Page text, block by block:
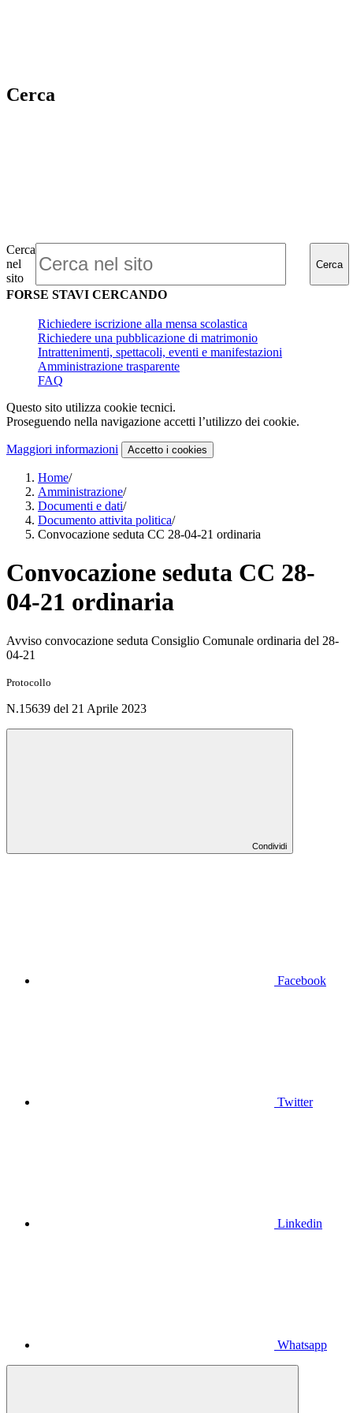
Cerca
Cerca
nel
sito
Cerca
FORSE STAVI CERCANDO
Richiedere iscrizione alla mensa scolastica
Richiedere una pubblicazione di matrimonio
Intrattenimenti, spettacoli, eventi e manifestazioni
Amministrazione trasparente
FAQ
Questo sito utilizza cookie tecnici.
Proseguendo nella navigazione accetti l’utilizzo dei cookie.
Maggiori informazioni Accetto i cookies
Home/
Amministrazione/
Documenti e dati/
Documento attivita politica/
Convocazione seduta CC 28-04-21 ordinaria
Convocazione seduta CC 28-
04-21 ordinaria
Avviso convocazione seduta Consiglio Comunale ordinaria del 28-
04-21
Protocollo
N.15639 del 21 Aprile 2023
Condividi
Facebook
Twitter
Linkedin
Whatsapp